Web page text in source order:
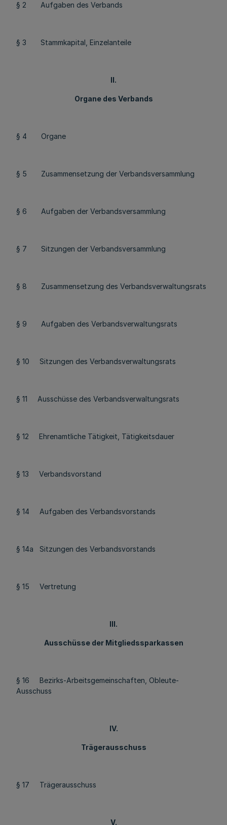
§ 2 Aufgaben des Verbands
§ 3 Stammkapital, Einzelanteile
II.
Organe des Verbands
§ 4 Organe
§ 5 Zusammensetzung der Verbandsversammlung
§ 6 Aufgaben der Verbandsversammlung
§ 7 Sitzungen der Verbandsversammlung
§ 8 Zusammensetzung des Verbandsverwaltungsrats
§ 9 Aufgaben des Verbandsverwaltungsrats
§ 10 Sitzungen des Verbandsverwaltungsrats
§ 11 Ausschüsse des Verbandsverwaltungsrats
§ 12 Ehrenamtliche Tätigkeit, Tätigkeitsdauer
§ 13 Verbandsvorstand
§ 14 Aufgaben des Verbandsvorstands
§ 14a Sitzungen des Verbandsvorstands
§ 15 Vertretung
III.
Ausschüsse der Mitgliedssparkassen
§ 16 Bezirks-Arbeitsgemeinschaften, Obleute-
Ausschuss
IV.
Trägerausschuss
§ 17 Trägerausschuss
V.